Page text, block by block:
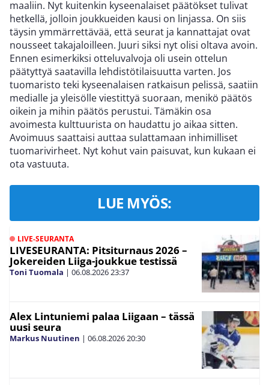
maaliin. Nyt kuitenkin kyseenalaiset päätökset tulivat
hetkellä, jolloin joukkueiden kausi on linjassa. On siis
täysin ymmärrettävää, että seurat ja kannattajat ovat
nousseet takajaloilleen. Juuri siksi nyt olisi oltava avoin.
Ennen esimerkiksi otteluvalvoja oli usein ottelun
päätyttyä saatavilla lehdistötilaisuutta varten. Jos
tuomaristo teki kyseenalaisen ratkaisun pelissä, saatiin
medialle ja yleisölle viestittyä suoraan, menikö päätös
oikein ja mihin päätös perustui. Tämäkin osa
avoimesta kulttuurista on haudattu jo aikaa sitten.
Avoimuus saattaisi auttaa sulattamaan inhimilliset
tuomarivirheet. Nyt kohut vain paisuvat, kun kukaan ei
ota vastuuta.
LUE MYÖS:
LIVE-SEURANTA
LIVESEURANTA: Pitsiturnaus 2026 –
Jokereiden Liiga-joukkue testissä
Toni Tuomala | 06.08.202623:37
Alex Lintuniemi palaa Liigaan – tässä
uusi seura
Markus Nuutinen | 06.08.202620:30